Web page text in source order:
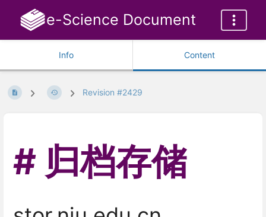
e-Science Document
Info Content
Revision #2429
归档存储